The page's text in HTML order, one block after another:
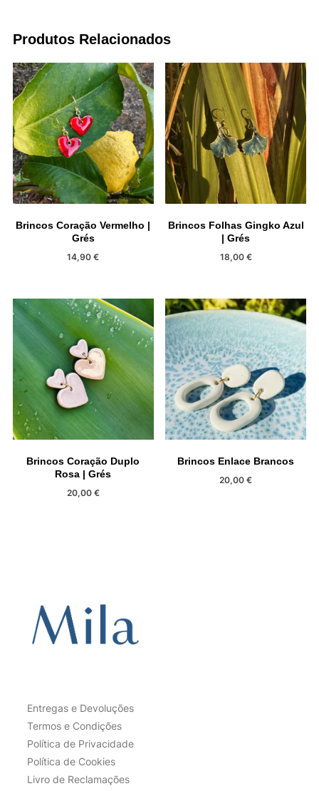
Produtos Relacionados
Brincos Coração Vermelho |
Grés
14,90€
Brincos Folhas Gingko Azul
| Grés
18,00 €
Brincos Coração Duplo
Rosa | Grés
20,00 €
Brincos Enlace Brancos
20,00€
Entregas e Devoluções
Termos e Condições
Política de Privacidade
Política de Cookies
Livro de Reclamações